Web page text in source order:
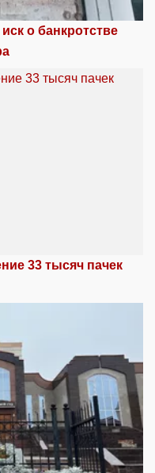
о банкротстве
33 тысяч пачек